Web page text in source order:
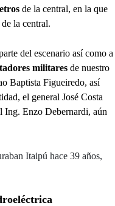
de la central, en la que
la central.
del escenario así como a
militares de nuestro
Baptista Figueiredo, así
el general José Costa
Ing. Enzo Debernardi, aún
Itaipú hace 39 años,